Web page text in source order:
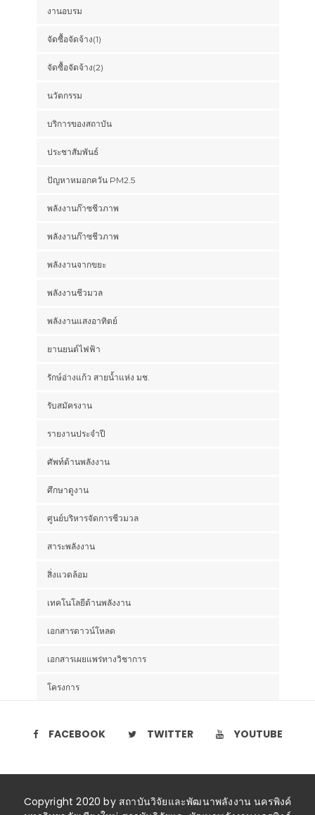
งานอบรม
จัดซื้อจัดจ้าง(1)
จัดซื้อจัดจ้าง(2)
นวัตกรรม
บริการของสถาบัน
ประชาสัมพันธ์
ปัญหาหมอกควัน PM2.5
พลังงานก๊าซชีวภาพ
พลังงานก๊าซชีวภาพ
พลังงานจากขยะ
พลังงานชีวมวล
พลังงานแสงอาทิตย์
ยานยนต์ไฟฟ้า
รักษ์อ่างแก้ว สายน้ำแห่ง มช.
รับสมัครงาน
รายงานประจำปี
ศัพท์ด้านพลังงาน
ศึกษาดูงาน
ศูนย์บริหารจัดการชีวมวล
สาระพลังงาน
สิ่งแวดล้อม
เทคโนโลยีด้านพลังงาน
เอกสารดาวน์โหลด
เอกสารเผยแพร่ทางวิชาการ
โครงการ
FACEBOOK TWITTER YOUTUBE
Copyright 2020 by สถาบันวิจัยและพัฒนาพลังงาน นครพิงค์